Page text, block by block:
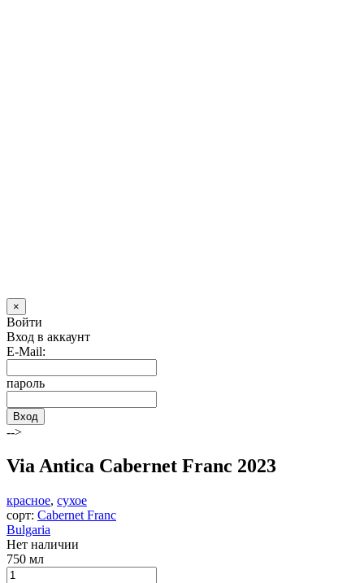
×
Войти
Вход в аккаунт
E-Mail:
пароль
Вход
-->
Via Antica Cabernet Franc 2023
красное, сухое
сорт: Cabernet Franc
Bulgaria
Нет наличии
750 мл